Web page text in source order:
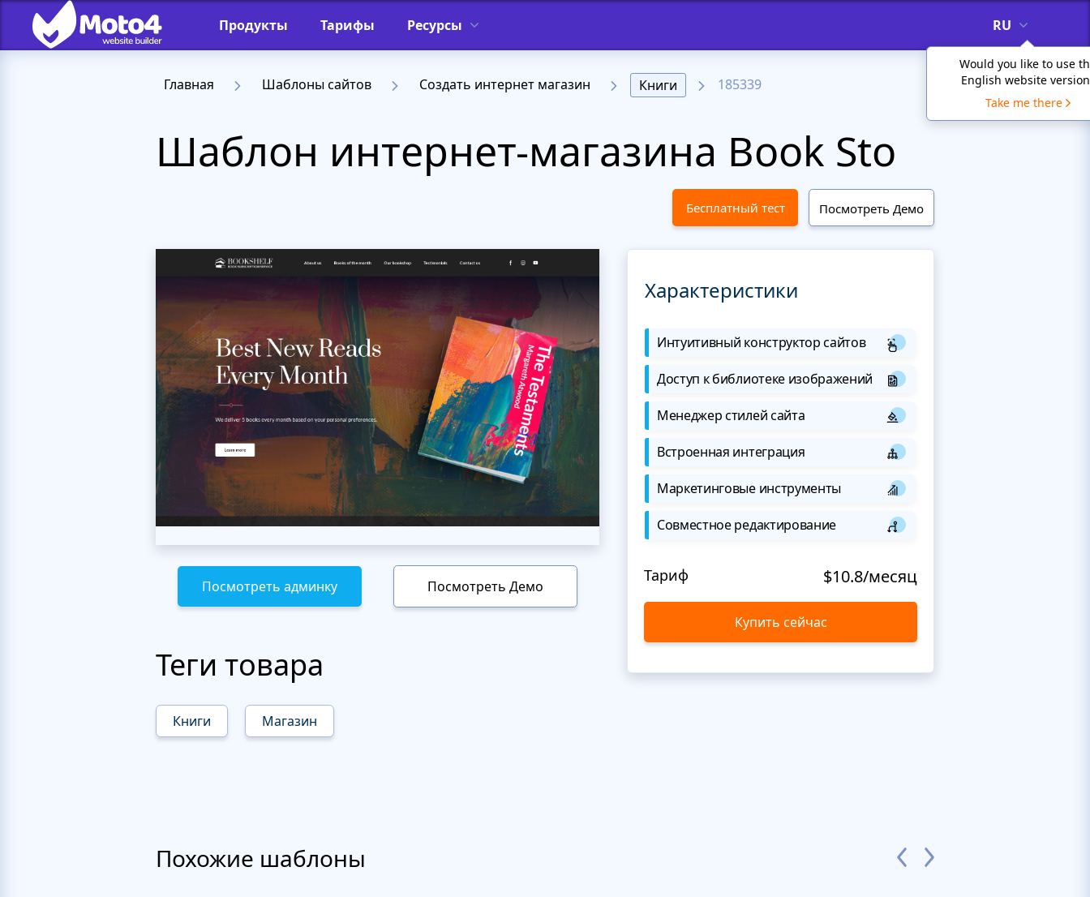
Продукты Тарифы Ресурсы RU
Would you like to use
English website
Take me there
Главная Шаблоны сайтов Создать интернет магазин Книги 185339
Шаблон интернет-магазина Book Sto
Бесплатный тест Посмотреть Демо
Посмотреть админку Посмотреть Демо
Теги товара
Книги Магазин
Характеристики
Интуитивный конструктор сайтов
Доступ к библиотеке изображений
Менеджер стилей сайта
Встроенная интеграция
Маркетинговые инструменты
Совместное редактирование
Тариф $10.8/месяц
Купить сейчас
Похожие шаблоны